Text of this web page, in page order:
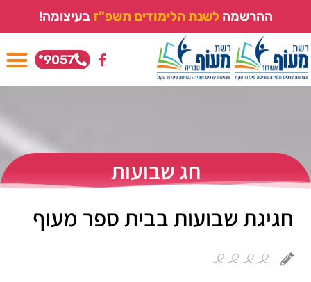
ההרשמה לשנת הלימודים תשפ"זבעיצומה!
9057*
חג שבועות
חגיגת שבועות בבית ספר מעוף